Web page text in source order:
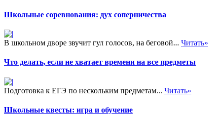
Школьные соревнования: дух соперничества
В школьном дворе звучит гул голосов, на беговой... Читать»
Что делать, если не хватает времени на все предметы
Подготовка к ЕГЭ по нескольким предметам... Читать»
Школьные квесты: игра и обучение